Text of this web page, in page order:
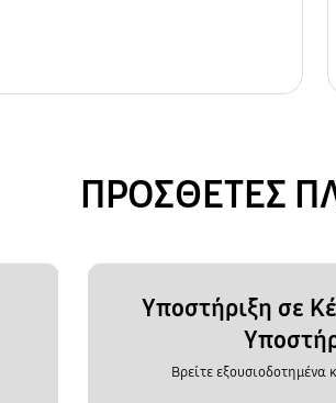
ΠΡΟΣΘΕΤΕΣ
Υποστήριξη σε
Βρείτε εξουσιοδοτημένα